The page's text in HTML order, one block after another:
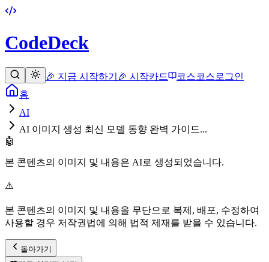
CodeDeck
🎉 지금 시작하기 🎉 시작카드 코스코스로그인
홈
AI
AI 이미지 생성 최신 모델 동향 완벽 가이드...
🤖
본 콘텐츠의 이미지 및 내용은 AI로 생성되었습니다.
⚠️
본 콘텐츠의 이미지 및 내용을 무단으로 복제, 배포, 수정하여
사용할 경우 저작권법에 의해 법적 제재를 받을 수 있습니다.
돌아가기